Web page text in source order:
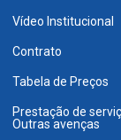
Vídeo Institucional
Contrato
Tabela de Preços
Prestação de
Outras avenças